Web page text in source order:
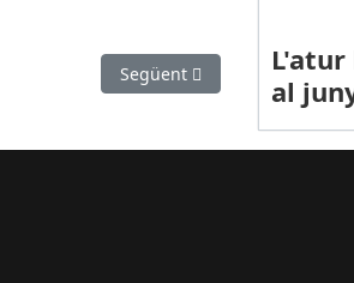
Article següent: ESPORTS
Següent
al